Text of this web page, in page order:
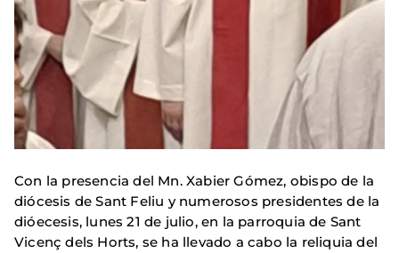
Con la presencia del Mn. Xabier Gómez, obispo de la
diócesis de Sant Feliu y numerosos presidentes de la
dióecesis, lunes 21 de julio, en la parroquia de Sant
Vicenç dels Horts, se ha llevado a cabo la reliquia del